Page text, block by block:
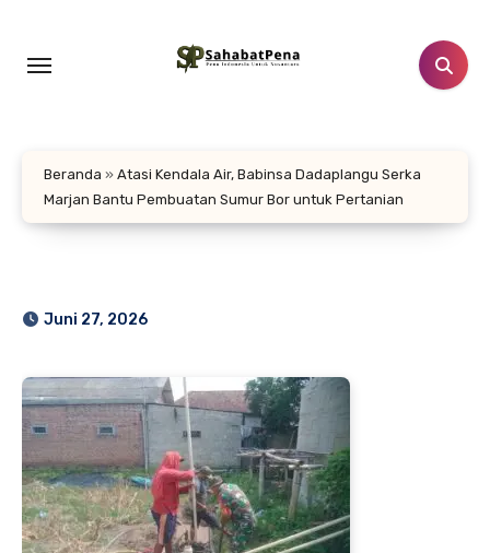
konten
Beranda » Atasi Kendala Air, Babinsa Dadaplangu Serka
Marjan Bantu Pembuatan Sumur Bor untuk Pertanian
Juni 27, 2026